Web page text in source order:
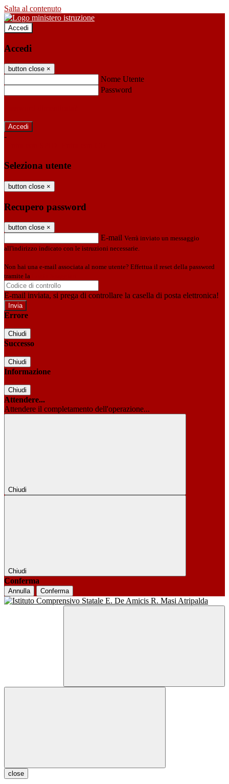
Salta al contenuto
Accedi
Accedi
button close ×
Nome Utente
Password
-
Seleziona utente
button close ×
Recupero password
button close ×
E-mail Verrà inviato un messaggio
all'indirizzo indicato con le istruzioni necessarie.
Non hai una e-mail associata al nome utente? Effettua il reset della password
tramite la
E-mail inviata, si prega di controllare la casella di posta elettronica!
Errore
Chiudi
Successo
Chiudi
Informazione
Chiudi
Attendere...
Attendere il completamento dell'operazione...
Chiudi
Chiudi
Conferma
Annulla Conferma
close